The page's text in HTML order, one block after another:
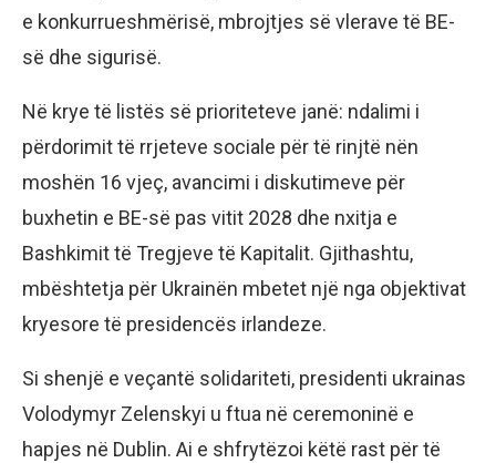
e konkurrueshmërisë, mbrojtjes së vlerave të BE-
së dhe sigurisë.
Në krye të listës së prioriteteve janë: ndalimi i
përdorimit të rrjeteve sociale për të rinjtë nën
moshën 16 vjeç, avancimi i diskutimeve për
buxhetin e BE-së pas vitit 2028 dhe nxitja e
Bashkimit të Tregjeve të Kapitalit. Gjithashtu,
mbështetja për Ukrainën mbetet një nga objektivat
kryesore të presidencës irlandeze.
Si shenjë e veçantë solidariteti, presidenti ukrainas
Volodymyr Zelenskyi u ftua në ceremoninë e
hapjes në Dublin. Ai e shfrytëzoi këtë rast për të